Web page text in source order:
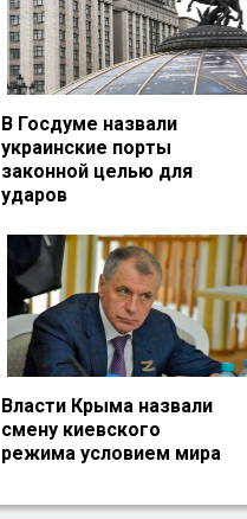
В Госдуме назвали
украинские порты
законной целью для
ударов
Власти Крыма назвали
смену киевского
режима условием мира